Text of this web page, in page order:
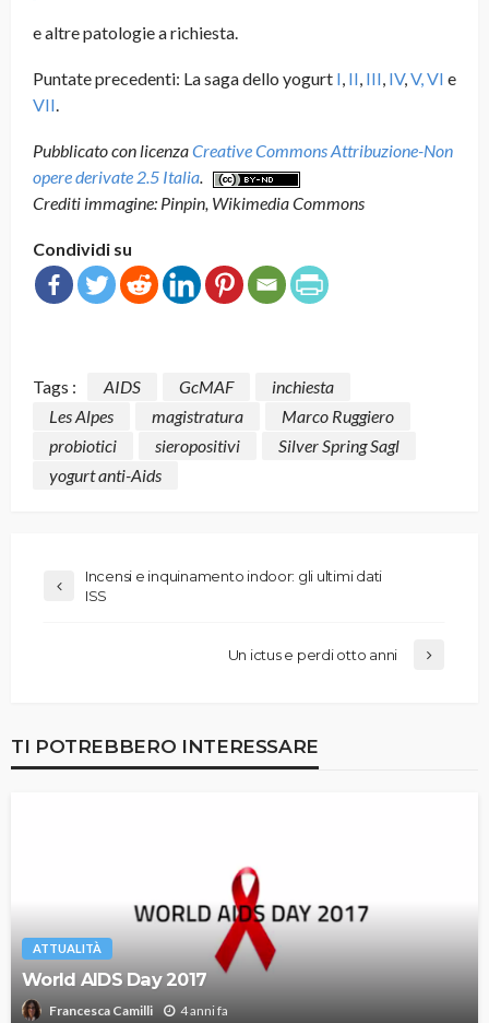
e altre patologie a richiesta.
Puntate precedenti: La saga dello yogurt I, II, III, IV,V,VI e
VII.
Pubblicato con licenzaCreative Commons Attribuzione-Non
opere derivate 2.5 Italia.
Crediti immagine: Pinpin, Wikimedia Commons
Condividi su
Tags : AIDS GcMAF
inchiesta
Les Alpes
magistratura
Marco Ruggiero
probiotici
sieropositivi
Silver Spring Sagl
yogurt anti-Aids
Incensi e inquinamento indoor: gli ultimi dati
ISS
Un ictus e perdi otto anni
TI POTREBBERO INTERESSARE
ATTUALITÀ
World AIDS Day 2017
Francesca Camilli 4 anni fa